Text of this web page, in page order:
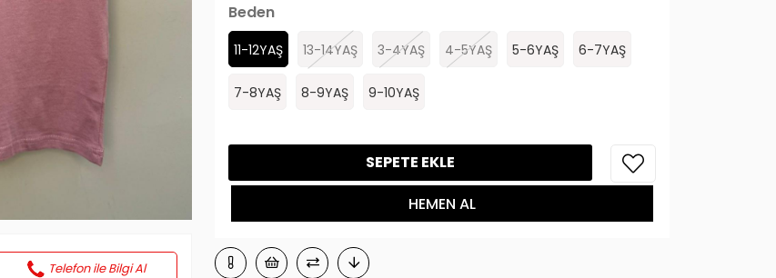
Telefon ile Bilgi Al
Beden
11-12YAŞ 13-14YAŞ 3-4YAŞ 4-5YAŞ 5-6YAŞ 6-7YAŞ
7-8YAŞ 8-9YAŞ 9-10YAŞ